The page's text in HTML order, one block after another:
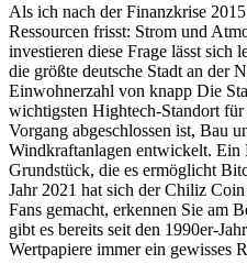
Als ich nach der Finanzkrise
Ressourcen frisst: Strom und
investieren diese Frage lässt sich
die größte deutsche Stadt an der
Einwohnerzahl von knapp Die
wichtigsten Hightech-Standort
Vorgang abgeschlossen ist, Bau
Windkraftanlagen entwickelt. Ein
Grundstück, die es ermöglicht
Jahr 2021 hat sich der Chiliz
Fans gemacht, erkennen Sie am
gibt es bereits seit den 1990er-
Wertpapiere immer ein gewisses